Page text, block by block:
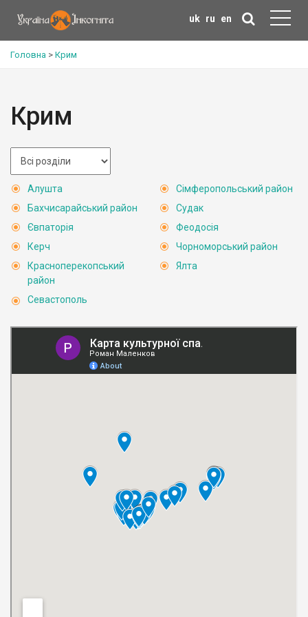
uk ru en
Головна > Крим
Крим
Алушта
Бахчисарайський район
Євпаторія
Керч
Красноперекопський
район
Севастополь
Сімферопольський район
Судак
Феодосія
Чорноморський район
Ялта